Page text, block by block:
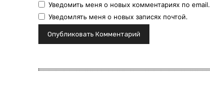
Уведомить меня о новых комментариях по email.
Уведомлять меня о новых записях почтой.